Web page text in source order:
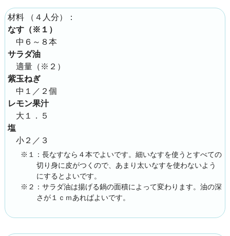
材料 （ ４人分）：
なす（※１）
中６～８本
サラダ油
適量（※２）
紫玉ねぎ
中１／２個
レモン果汁
大１．５
塩
小２／３
※１：長なすなら４本でよいです。細いなすを使うとすべての
切り身に皮がつくので、あまり太いなすを使わないよう
にするとよいです。
※２：サラダ油は揚げる鍋の面積によって変わります。油の深
さが１ｃｍあればよいです。